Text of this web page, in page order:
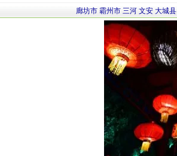
廊坊市 霸州市 三河 文安 大城县